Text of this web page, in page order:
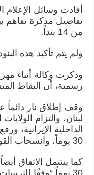
أفادت وسائل الإعلام
تفاصيل مذكرة تفاهم
من 14 بنداً.
ولم يتم تأكيد هذه
وذكرت وكالة أنباء
رسمية، أن النقاط
وقف إطلاق نار دائماً
لبنان، والتزام
الداخلية الإيرانية،
30 يوماً، وانسحاب القوات الأمريكية من إيران.
كما يشمل الاتفاق